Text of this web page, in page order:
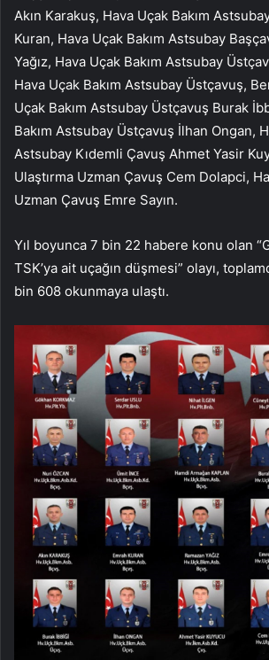
Akın Karakuş, Hava Uçak Bakım
Kuran, Hava Uçak Bakım Astsubay
Yağız, Hava Uçak Bakım Astsubay
Hava Uçak Bakım Astsubay Üstçavuş,
Uçak Bakım Astsubay Üstçavuş Burak
Bakım Astsubay Üstçavuş İlhan Ongan,
Astsubay Kıdemli Çavuş Ahmet Yasir
Ulaştırma Uzman Çavuş Cem Dolapci,
Uzman Çavuş Emre Sayın.
Yıl boyunca 7 bin 22 habere konu olan
TSK’ya ait uçağın düşmesi” olayı,
bin 608 okunmaya ulaştı.